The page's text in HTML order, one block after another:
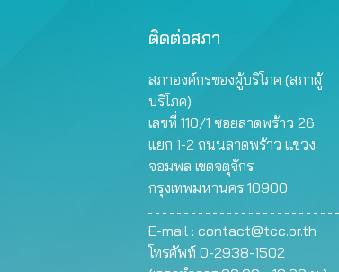
ติดต่อสภา
สภาองค์กรของผู้บริโภค (สภาผู้
บริโภค)
เลขที่ 110/1 ซอยลาดพร้าว 26
แยก 1-2 ถนนลาดพร้าว แขวง
จอมพล เขตจตุจักร
กรุงเทพมหานคร 10900
E-mail : contact@tcc.or.th
โทรศัพท์ 0-2938-1502